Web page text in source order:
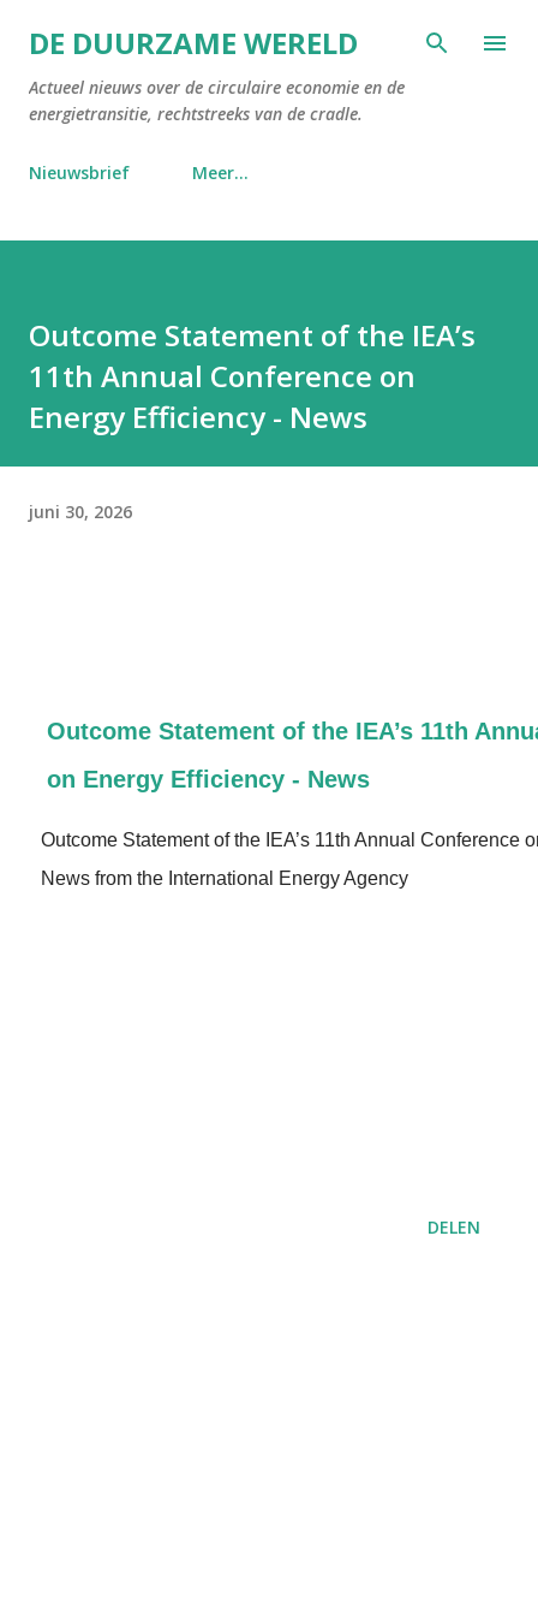
Doorgaan naar hoofdcontent
DE DUURZAME WERELD
Actueel nieuws over de circulaire economie en de
energietransitie, rechtstreeks van de cradle.
Nieuwsbrief Meer…
Outcome Statement of the IEA’s
11th Annual Conference on
Energy Efficiency - News
juni 30, 2026
Outcome Statement of the IEA’s 11th
on Energy Efficiency - News
Outcome Statement of the IEA’s 11th Annual Conference
News from the International Energy Agency
DELEN